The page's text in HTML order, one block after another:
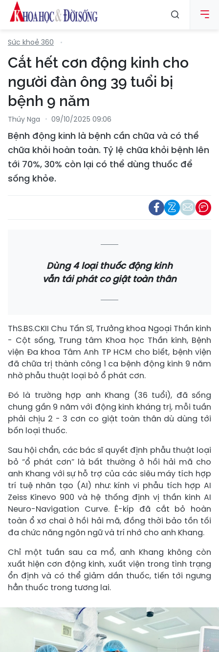
Sức khoẻ 360
Cắt hết cơn động kinh cho
người đàn ông 39 tuổi bị
bệnh 9 năm
Thúy Nga 09/10/2025 09:06
Bệnh động kinh là bệnh cần chữa và có thể
chữa khỏi hoàn toàn. Tỷ lệ chữa khỏi bệnh lên
tới 70%, 30% còn lại có thể dùng thuốc để
sống khỏe.
Dùng 4 loại thuốc động kinh
vẫn tái phát co giật toàn thân
ThS.BS.CKII Chu Tấn Sĩ, Trưởng khoa Ngoại Thần kinh
- Cột sống, Trung tâm Khoa học Thần kinh, Bệnh
viện Đa khoa Tâm Anh TP HCM cho biết, bệnh viện
đã chữa trị thành công 1 ca bệnh động kinh 9 năm
nhờ phẫu thuật loại bỏ ổ phát cơn.
Đó là trường hợp anh Khang (36 tuổi), đã sống
chung gần 9 năm với động kinh kháng trị, mỗi tuần
phải chịu 2 - 3 cơn co giật toàn thân dù dùng tới
bốn loại thuốc.
Sau hội chẩn, các bác sĩ quyết định phẫu thuật loại
bỏ “ổ phát cơn” là bất thường ở hồi hải mã cho
anh Khang với sự hỗ trợ của các siêu máy tích hợp
trí tuệ nhân tạo (AI) như: kính vi phẫu tích hợp AI
Zeiss Kinevo 900 và hệ thống định vị thần kinh AI
Neuro-Navigation Curve. Ê-kíp đã cắt bỏ hoàn
toàn ổ xơ chai ở hồi hải mã, đồng thời bảo tồn tối
đa chức năng ngôn ngữ và trí nhớ cho anh Khang.
Chỉ một tuần sau ca mổ, anh Khang không còn
xuất hiện cơn động kinh, xuất viện trong tình trạng
ổn định và có thể giảm dần thuốc, tiến tới ngưng
hẳn thuốc trong tương lai.